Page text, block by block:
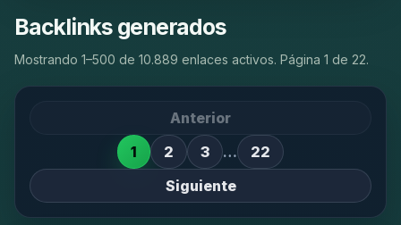
Backlinks generados
Mostrando 1–500 de 10.889 enlaces activos. Página 1 de 22.
Anterior
1
2 3 …
22
Siguiente